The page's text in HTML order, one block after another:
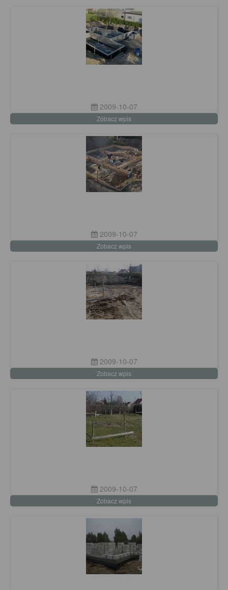
2009-10-07
Zobacz wpis
2009-10-07
Zobacz wpis
2009-10-07
Zobacz wpis
2009-10-07
Zobacz wpis